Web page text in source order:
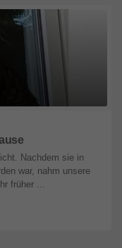
Nachdem sie in
war, nahm unsere
früher ...